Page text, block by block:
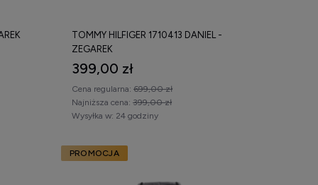
TOMMY HILFIGER 1710413 DANIEL -
ZEGAREK
399,00 zł
Cena regularna: 699,00 zł
Najniższa cena: 399,00 zł
Wysyłka w: 24 godziny
PROMOCJA